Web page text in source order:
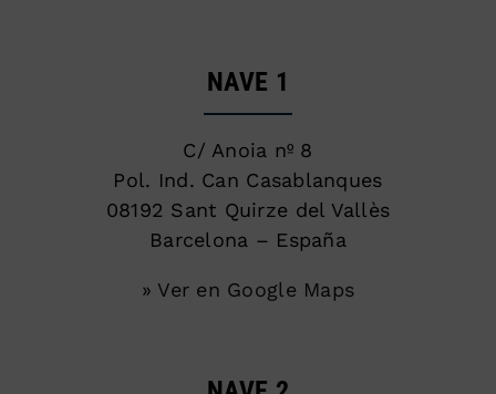
NAVE 1
C/ Anoia nº 8
Pol. Ind. Can Casablanques
08192 Sant Quirze del Vallès
Barcelona – España
» Ver en Google Maps